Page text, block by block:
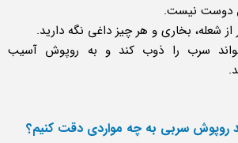
دوست نیست.
شعله، بخاری و هر چیز داغی نگه دارید.
سرب را ذوب کند و به روپوش آسیب
روپوش سربی به چه مواردی دقت کنیم؟